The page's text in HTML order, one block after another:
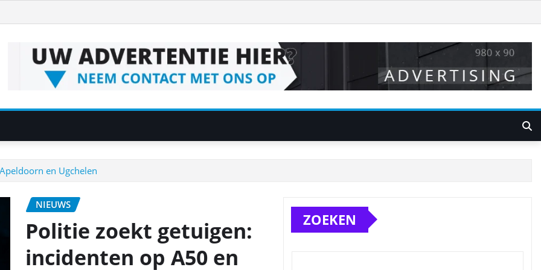
en Ugchelen
NIEUWS
Politie zoekt getuigen:
incidenten op A50 en
ZOEKEN